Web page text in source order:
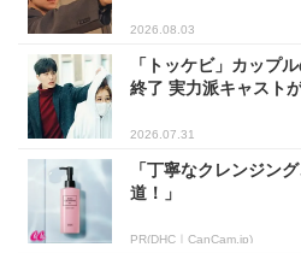
2026.08.03
「トッケビ」カップ
終了 実力派キャスト
2026.07.31
「丁寧なクレンジン
道！」
PR(DHC｜CanCam.jp)